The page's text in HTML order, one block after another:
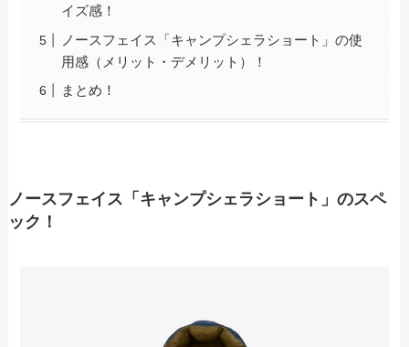
イズ感！
ノースフェイス「キャンプシェラショート」の使
用感（メリット・デメリット）！
まとめ！
ノースフェイス「キャンプシェラショート」のスペ
ック！